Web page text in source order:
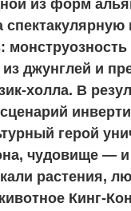
из форм
монструозность
джунглей и
холла. В
герой
чудовище —
растения,
Кинг-